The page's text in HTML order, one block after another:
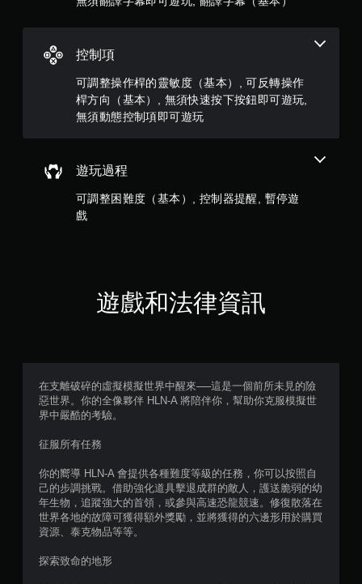
，
6
控制項
可調整操作桿的靈敏度（基本）, 可反轉操作
桿方向（基本）, 無須快速按下按鈕即可遊玩,
無須動態控制項即可遊玩
使
動
態
控
制
項
遊
玩
遊
戲
。
遊玩過程
可調整困難度（基本）, 控制器提醒, 暫停遊
戲
遊戲和法律資訊
在支離破碎的虛擬模擬世界中醒來──這是一個前所未見的險
惡世界。你的全像夥伴 HLN-A 將陪伴你，幫助你克服模擬世
界中嚴酷的考驗。
征服所有任務
你的嚮導 HLN-A 會提供各種難度等級的任務，你可以按照自
己的步調挑戰。借助強化道具擊退成群的敵人，護送脆弱的幼
年生物，追蹤強大的首領，或參與高速恐龍競速。修復散落在
世界各地的故障可獲得額外獎勵，並將獲得的六邊形用於購買
資源、泰克物品等等。
探索致命的地形